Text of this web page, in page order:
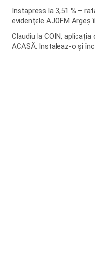
Instapress la 3,51 % –
evidențele AJOFM Argeș
Claudiu la COIN,
ACASĂ. Instaleaz-o și